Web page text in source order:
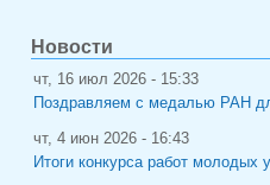
Новости
чт, 16 июл 2026 - 15:33
Поздравляем с медалью РАН
чт, 4 июн 2026 - 16:43
Итоги конкурса работ